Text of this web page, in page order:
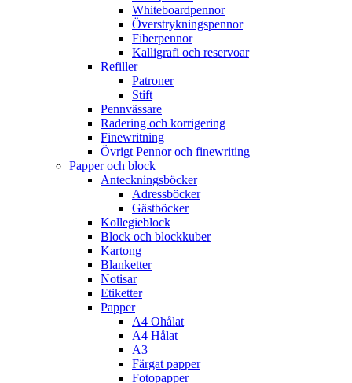
Whiteboardpennor
Överstrykningspennor
Fiberpennor
Kalligrafi och reservoar
Refiller
Patroner
Stift
Pennvässare
Radering och korrigering
Finewritning
Övrigt Pennor och finewriting
Papper och block
Anteckningsböcker
Adressböcker
Gästböcker
Kollegieblock
Block och blockkuber
Kartong
Blanketter
Notisar
Etiketter
Papper
A4 Ohålat
A4 Hålat
A3
Färgat papper
Fotopapper